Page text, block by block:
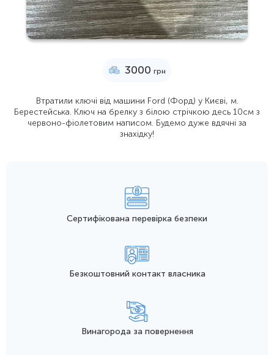
3000 грн
Втратили ключі від машини Ford (Форд) у Києві, м.
Берестейська. Ключ на брелку з білою стрічкою десь 10см з
червоно-фіолетовим написом. Будемо дуже вдячні за
знахідку!
Сертифікована перевірка безпеки
Безкоштовний контакт власника
Винагорода за повернення